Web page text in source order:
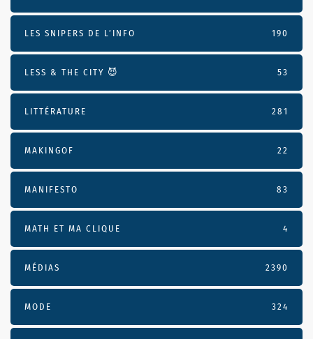
LES SNIPERS DE L’INFO 190
LESS & THE CITY 😈 53
LITTÉRATURE 281
MAKINGOF 22
MANIFESTO 83
MATH ET MA CLIQUE 4
MÉDIAS 2390
MODE 324